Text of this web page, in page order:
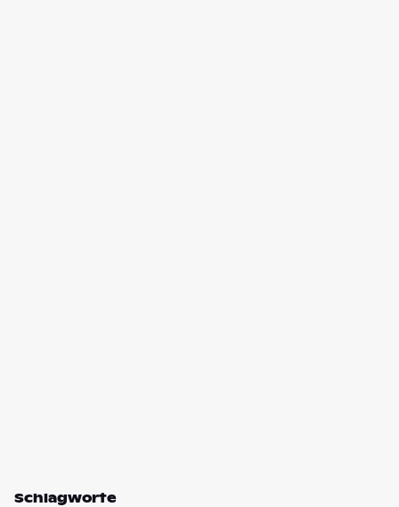
Schlagworte